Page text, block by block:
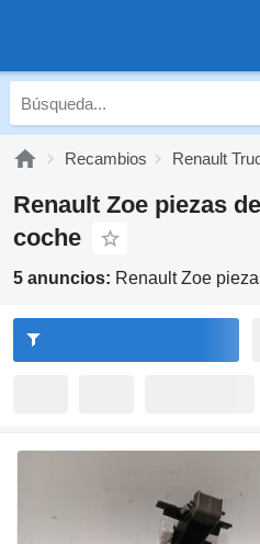
Recambios Renault
Renault Zoe piezas
coche
5 anuncios: Renault Zoe